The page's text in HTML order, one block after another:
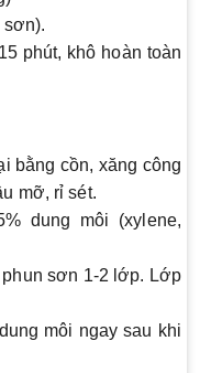
sơn).
phút, khô hoàn toàn
bằng cồn, xăng công
mỡ, rỉ sét.
dung môi (xylene,
sơn 1-2 lớp. Lớp
môi ngay sau khi